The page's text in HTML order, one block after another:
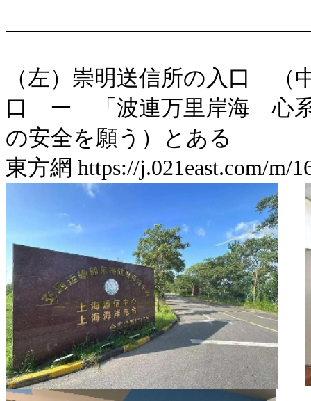
（左）崇明送信所の入口
口 ー 「波連万里岸海 心系
の安全を願う）とある
東方網 https://j.021east.com/m/